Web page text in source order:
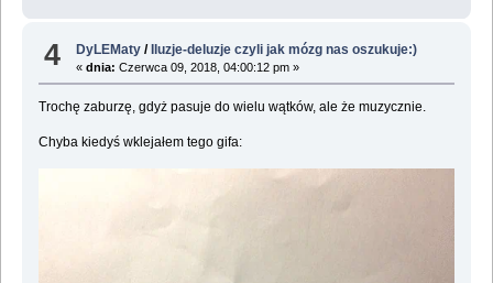
4 DyLEMaty /Iluzje-deluzje czyli jak mózg nas oszukuje:)
«dnia: Czerwca 09, 2018, 04:00:12 pm »
Trochę zaburzę, gdyż pasuje do wielu wątków, ale że muzycznie.
Chyba kiedyś wklejałem tego gifa: